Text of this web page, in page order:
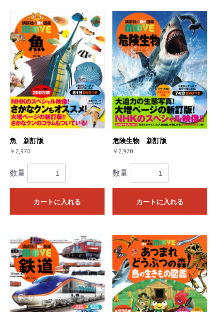
魚 新訂版
￥2,970
数量
カートに入れる
危険生物 新訂版
￥2,970
数量
カートに入れる